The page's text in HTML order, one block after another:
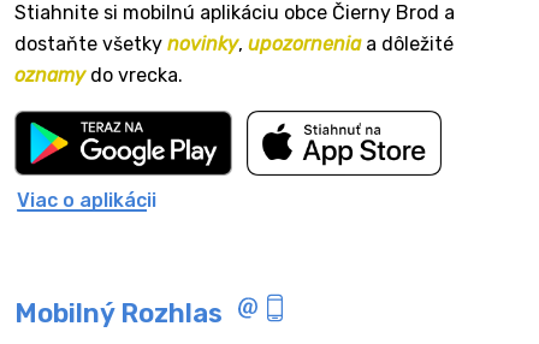
Stiahnite si mobilnú aplikáciu obce Čierny Brod a
dostaňte všetky novinky, upozorneniaa dôležité
oznamydo vrecka.
Viac o aplikácii
Mobilný Rozhlas